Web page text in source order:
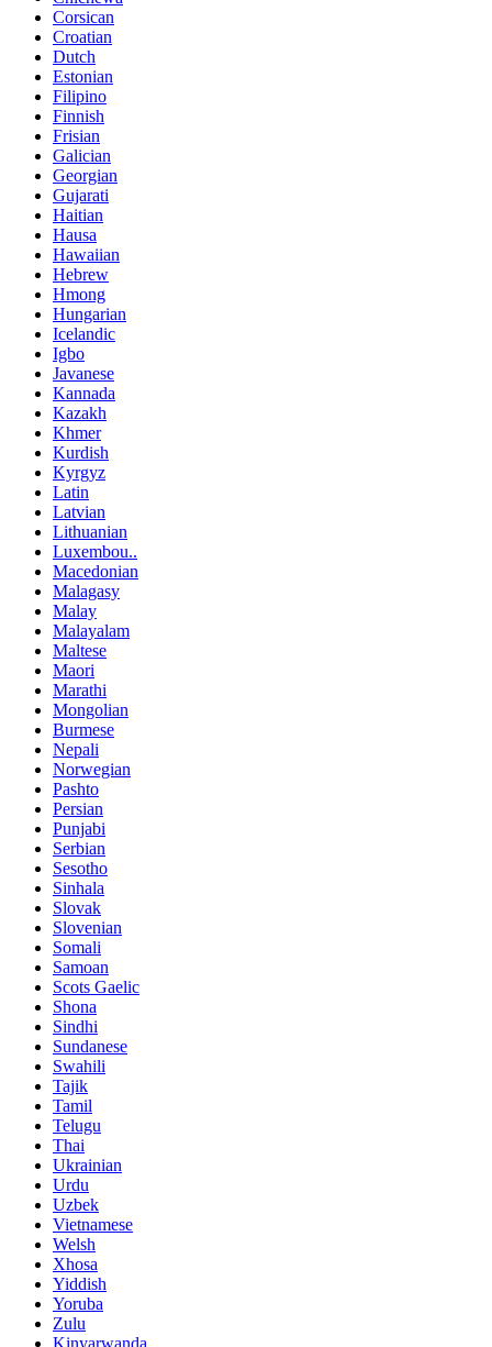
Corsican
Croatian
Dutch
Estonian
Filipino
Finnish
Frisian
Galician
Georgian
Gujarati
Haitian
Hausa
Hawaiian
Hebrew
Hmong
Hungarian
Icelandic
Igbo
Javanese
Kannada
Kazakh
Khmer
Kurdish
Kyrgyz
Latin
Latvian
Lithuanian
Luxembou..
Macedonian
Malagasy
Malay
Malayalam
Maltese
Maori
Marathi
Mongolian
Burmese
Nepali
Norwegian
Pashto
Persian
Punjabi
Serbian
Sesotho
Sinhala
Slovak
Slovenian
Somali
Samoan
Scots Gaelic
Shona
Sindhi
Sundanese
Swahili
Tajik
Tamil
Telugu
Thai
Ukrainian
Urdu
Uzbek
Vietnamese
Welsh
Xhosa
Yiddish
Yoruba
Zulu
Kinyarwanda